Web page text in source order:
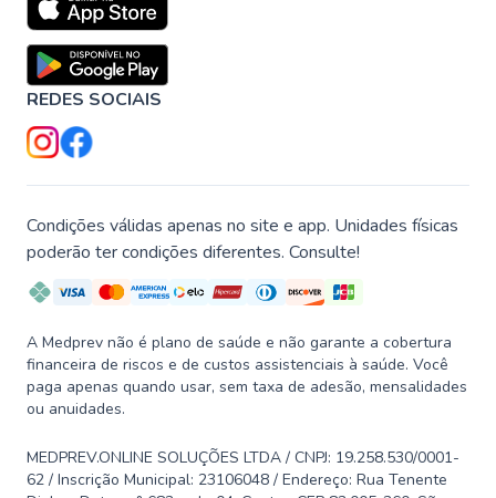
REDES SOCIAIS
Condições válidas apenas no site e app. Unidades físicas
poderão ter condições diferentes. Consulte!
A Medprev não é plano de saúde e não garante a cobertura
financeira de riscos e de custos assistenciais à saúde. Você
paga apenas quando usar, sem taxa de adesão, mensalidades
ou anuidades.
MEDPREV.ONLINE SOLUÇÕES LTDA / CNPJ: 19.258.530/0001-
62 / Inscrição Municipal: 23106048 / Endereço: Rua Tenente